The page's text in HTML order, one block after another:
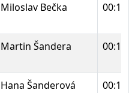
Miloslav Bečka
Martin Šandera
Hana Šanderová